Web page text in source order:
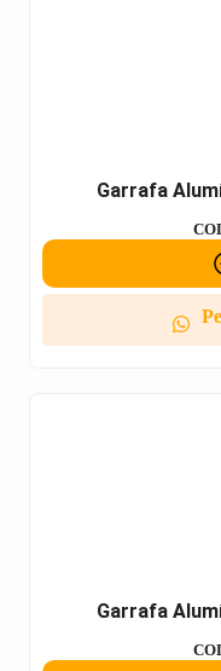
Garrafa
Garrafa